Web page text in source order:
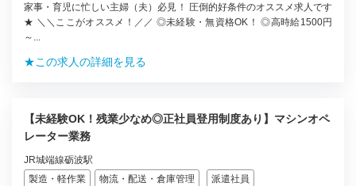
家事・育児に忙しい主婦（夫）必見！ 圧倒的好条件のオススメ求人です
★ ＼＼ここがオススメ！／／ ◎未経験・無資格OK！ ◎高時給1500円
～...
★この求人の詳細を見る
【未経験OK！残業少なめ◎正社員登用制度あり】マシンオペ
レーター業務
JR城端線砺波駅
製造・軽作業
物流・配送・倉庫管理 派遣社員